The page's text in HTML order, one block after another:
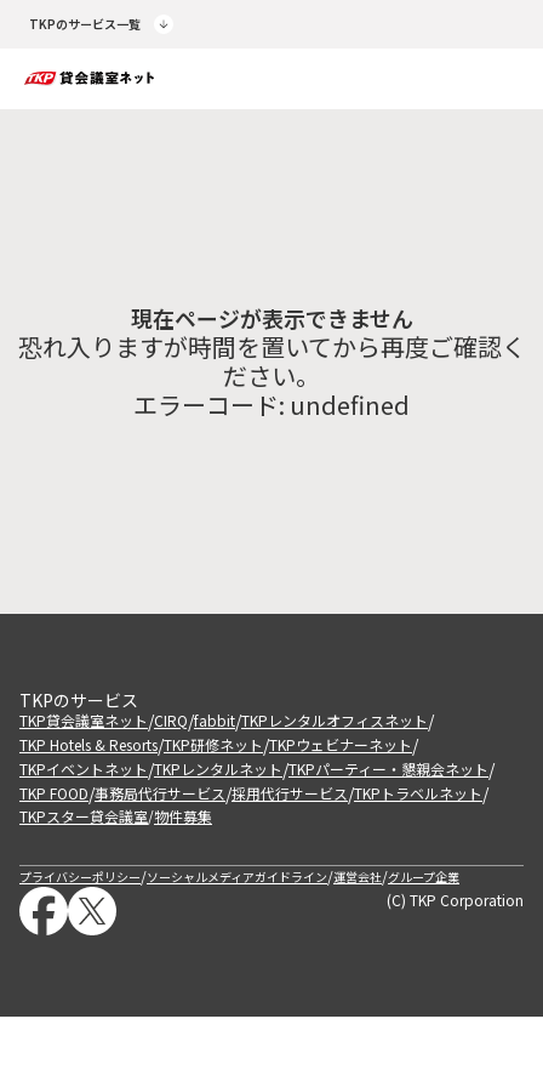
TKPのサービス一覧
現在ページが表示できません
恐れ入りますが時間を置いてから再度ご確認く
ださい。
エラーコード: undefined
TKPのサービス
TKP貸会議室ネット/CIRQ/fabbit/TKPレンタルオフィスネット/
TKP Hotels & Resorts/TKP研修ネット/TKPウェビナーネット/
TKPイベントネット/TKPレンタルネット/TKPパーティー・懇親会ネット/
TKP FOOD/事務局代行サービス/採用代行サービス/TKPトラベルネット/
TKPスター貸会議室/物件募集
プライバシーポリシー/ソーシャルメディアガイドライン/運営会社/グループ企業
(C) TKP Corporation